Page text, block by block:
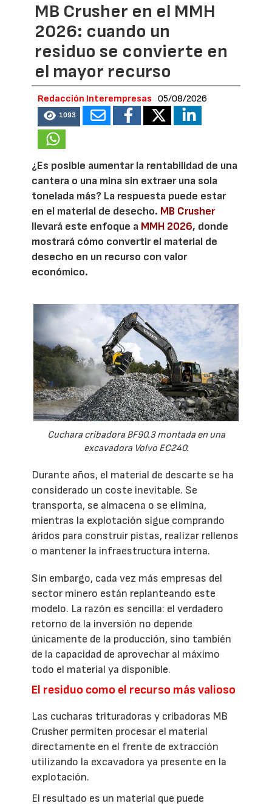
MB Crusher en el MMH
2026: cuando un
residuo se convierte en
el mayor recurso
Redacción Interempresas 05/08/2026
1093
¿Es posible aumentar la rentabilidad de una
cantera o una mina sin extraer una sola
tonelada más? La respuesta puede estar
en el material de desecho. MB Crusher
llevará este enfoque a MMH 2026, donde
mostrará cómo convertir el material de
desecho en un recurso con valor
económico.
Cuchara cribadora BF90.3 montada en una
excavadora Volvo EC240.
Durante años, el material de descarte se ha
considerado un coste inevitable. Se
transporta, se almacena o se elimina,
mientras la explotación sigue comprando
áridos para construir pistas, realizar rellenos
o mantener la infraestructura interna.
Sin embargo, cada vez más empresas del
sector minero están replanteando este
modelo. La razón es sencilla: el verdadero
retorno de la inversión no depende
únicamente de la producción, sino también
de la capacidad de aprovechar al máximo
todo el material ya disponible.
El residuo como el recurso más valioso
Las cucharas trituradoras y cribadoras MB
Crusher permiten procesar el material
directamente en el frente de extracción
utilizando la excavadora ya presente en la
explotación.
El resultado es un material que puede